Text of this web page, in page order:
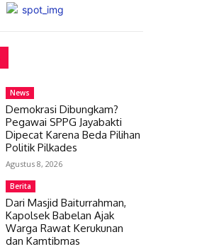
News
Demokrasi Dibungkam?
Pegawai SPPG Jayabakti
Dipecat Karena Beda Pilihan
Politik Pilkades
Agustus 8, 2026
Berita
Dari Masjid Baiturrahman,
Kapolsek Babelan Ajak
Warga Rawat Kerukunan
dan Kamtibmas